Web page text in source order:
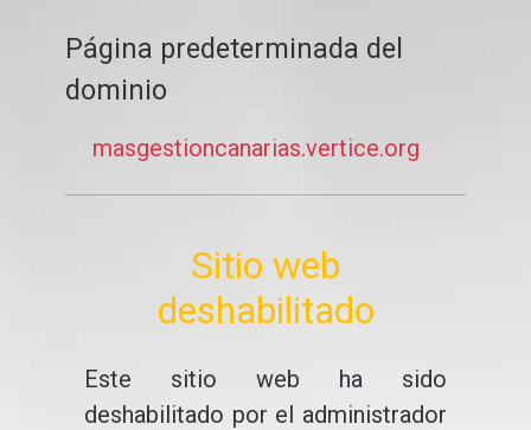
Página predeterminada del
dominio
masgestioncanarias.vertice.org
Sitio web
deshabilitado
Este sitio web ha sido
deshabilitado por el administrador